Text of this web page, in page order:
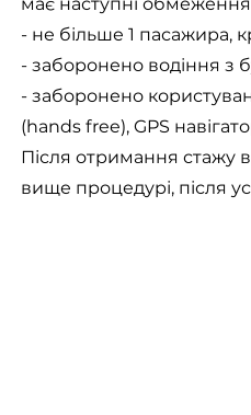
- не більше 1 пасажира,
- заборонено водіння з
- заборонено
(hands free), GPS
Після отримання стажу
вище процедурі, після